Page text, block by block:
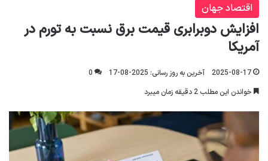
اقتصاد جهان
افزایش دوبرابری قیمت برق نسبت به تورم در
آمریکا
2025-08-17 آخرین به روز رسانی: 2025-08-17
0
خواندن این مطلب 2 دقیقه زمان میبرد